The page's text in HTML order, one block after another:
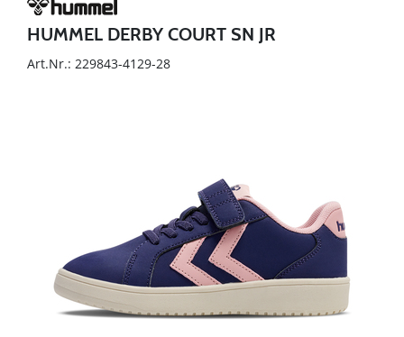
HUMMEL DERBY COURT SN JR
Art.Nr.: 229843-4129-28